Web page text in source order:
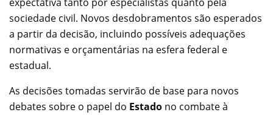
sociedade civil. Novos desdobramentos são esperados
a partir da decisão, incluindo possíveis adequações
normativas e orçamentárias na esfera federal e
estadual.
As decisões tomadas servirão de base para novos
debates sobre o papel do Estado no combate à